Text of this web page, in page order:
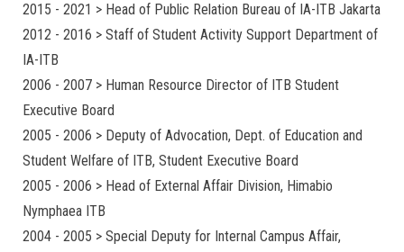
2015 - 2021 > Head of Public Relation Bureau of IA-ITB Jakarta
2012 - 2016 > Staff of Student Activity Support Department of
IA-ITB
2006 - 2007 > Human Resource Director of ITB Student
Executive Board
2005 - 2006 > Deputy of Advocation, Dept. of Education and
Student Welfare of ITB, Student Executive Board
2005 - 2006 > Head of External Affair Division, Himabio
Nymphaea ITB
2004 - 2005 > Special Deputy for Internal Campus Affair,